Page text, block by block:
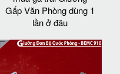
Gấp Văn Phòng dùng 1
lần ở đâu